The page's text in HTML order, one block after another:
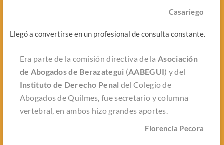
Casariego
Llegó a convertirse en un profesional de consulta constante.
Era parte de la comisión directiva de laAsociación
de Abogados de Berazategui (AABEGUI) y del
Instituto de Derecho Penal del Colegio de
Abogados de Quilmes, fue secretario y columna
vertebral, en ambos hizo grandes aportes.
Florencia Pecora